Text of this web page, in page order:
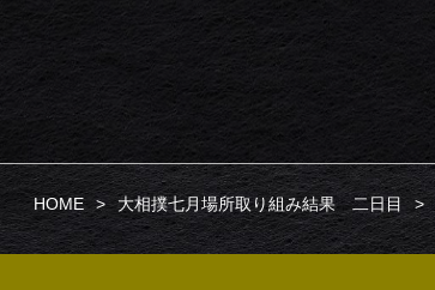
HOME 大相撲七月場所取り組み結果 二日目